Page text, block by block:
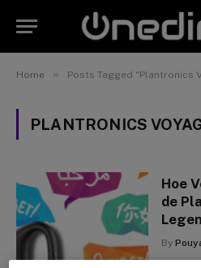
Home » Posts Tagged "Plantronics
PLANTRONICS
Hoe
de
By